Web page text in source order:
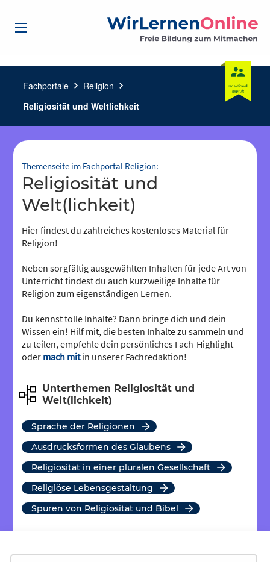
Fachportale chevron_right Religion chevron_right
Religiosität und Weltlichkeit
Themenseite im Fachportal Religion:
Religiosität und
Welt(lichkeit)
Hier findest du zahlreiches kostenloses Material für
Religion!
Neben sorgfältig ausgewählten Inhalten für jede Art von
Unterricht findest du auch kurzweilige Inhalte für
Religion zum eigenständigen Lernen.
Du kennst tolle Inhalte? Dann bringe dich und dein
Wissen ein! Hilf mit, die besten Inhalte zu sammeln und
zu teilen, empfehle dein persönliches Fach-Highlight
oder mach mitin unserer Fachredaktion!
Unterthemen Religiosität und
Welt(lichkeit)
Sprache der Religionen
Ausdrucksformen des Glaubens
Religiosität in einer pluralen Gesellschaft
religiöse Lebensgestaltung
Spuren von Religiosität und Bibel